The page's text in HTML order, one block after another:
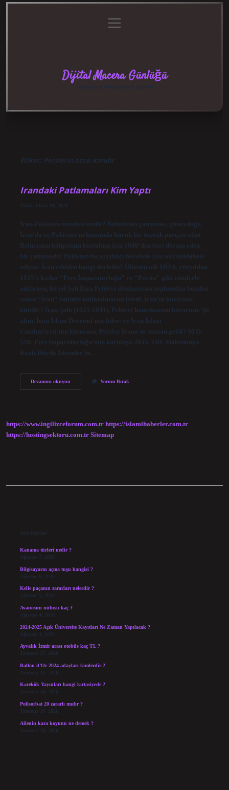
menüyü
aç
Dijital Macera Günlüğü
Etiket: Perslerin atası kimdir
Irandaki Patlamaları Kim Yaptı
Tarih: Ekim 18, 2024
İran-Pakistan meselesi nedir? Belucistan çatışması, güneydoğu
İran’da ve Pakistan’ın batısında büyük bir toprak parçası olan
Belucistan bölgesinin kurtuluşu için 1948’den beri devam eden
bir çatışmadır. Pakistan bu ayrılıkçı harekete çok sert müdahale
ediyor. İran eskiden hangi devletin? Ülkenin adı MÖ 6. yüzyıldan
1935’e kadar “Pers İmparatorluğu” ve “Persia” gibi isimlerle
anılırken, bu yıl Şah Rıza Pehlevi uluslararası toplumdan bundan
sonra “İran” isminin kullanılmasını istedi. İran’ın kurucusu
kimdir? İran Şahı (1925-1941), Pehlevi hanedanının kurucusu. Şii
alim, İran İslam Devrimi’nin lideri ve İran İslam
Cumhuriyeti’nin kurucusu. Persler İrana ne zaman geldi? M.Ö.
550: Pers İmparatorluğu’nun kuruluşu. M.Ö. 330: Makedonya
Kralı Büyük İskender’in…
Devamını okuyunIrandaki
Yorum Bırak
https://www.ingilizceforum.com.tr https://islamihaberler.com.tr
https://hostingsektoru.com.tr Sitemap
Son Yazılar
Kanama türleri nedir ?
Ağustos 7, 2026
Bilgisayarın açma tuşu hangisi ?
Ağustos 6, 2026
Kelle paçanın zararları nelerdir ?
Ağustos 5, 2026
Avanosun nüfusu kaç ?
Ağustos 4, 2026
2024-2025 Açık Üniversite Kayıtları Ne Zaman Yapılacak ?
Ağustos 3, 2026
Ayvalık İzmir arası otobüs kaç TL ?
Temmuz 27, 2026
Ballon d’Or 2024 adayları kimlerdir ?
Temmuz 25, 2026
Karekök Yayınları hangi kırtasiyede ?
Temmuz 24, 2026
Polisorbat 20 zararlı mıdır ?
Temmuz 18, 2026
Ailenin kara koyunu ne demek ?
Temmuz 16, 2026